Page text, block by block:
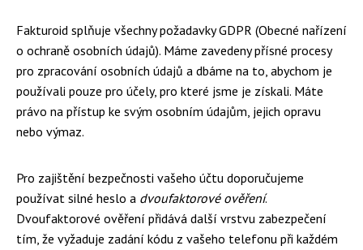
Fakturoid splňuje všechny požadavky GDPR (Obecné nařízení
o ochraně osobních údajů). Máme zavedeny přísné procesy
pro zpracování osobních údajů a dbáme na to, abychom je
používali pouze pro účely, pro které jsme je získali. Máte
právo na přístup ke svým osobním údajům, jejich opravu
nebo výmaz.
Pro zajištění bezpečnosti vašeho účtu doporučujeme
používat silné heslo a dvoufaktorové ověření.
Dvoufaktorové ověření přidává další vrstvu zabezpečení
tím, že vyžaduje zadání kódu z vašeho telefonu při každém